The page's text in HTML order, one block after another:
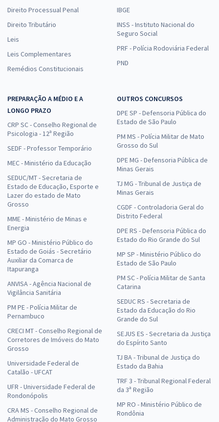
Direito Processual Penal
Direito Tributário
Leis
Leis Complementares
Remédios Constitucionais
IBGE
INSS - Instituto Nacional do
Seguro Social
PRF - Polícia Rodoviária Federal
PND
PREPARAÇÃO A MÉDIO E A
LONGO PRAZO
CRP SC - Conselho Regional de
Psicologia - 12ª Região
SEDF - Professor Temporário
MEC - Ministério da Educação
SEDUC/MT - Secretaria de
Estado de Educação, Esporte e
Lazer do estado de Mato
Grosso
MME - Ministério de Minas e
Energia
MP GO - Ministério Público do
Estado de Goiás - Secretário
Auxiliar da Comarca de
Itapuranga
ANVISA - Agência Nacional de
Vigilância Sanitária
PM PE - Polícia Militar de
Pernambuco
CRECI MT - Conselho Regional de
Corretores de Imóveis do Mato
Grosso
Universidade Federal de
Catalão - UFCAT
UFR - Universidade Federal de
Rondonópolis
CRA MS - Conselho Regional de
Administração do Mato Grosso
OUTROS CONCURSOS
DPE SP - Defensoria Pública do
Estado de São Paulo
PM MS - Polícia Militar de Mato
Grosso do Sul
DPE MG - Defensoria Pública de
Minas Gerais
TJ MG - Tribunal de Justiça de
Minas Gerais
CGDF - Controladoria Geral do
Distrito Federal
DPE RS - Defensoria Pública do
Estado do Rio Grande do Sul
MP SP - Ministério Público do
Estado de São Paulo
PM SC - Polícia Militar de Santa
Catarina
SEDUC RS - Secretaria de
Estado da Educação do Rio
Grande do Sul
SEJUS ES - Secretaria da Justiça
do Espírito Santo
TJ BA - Tribunal de Justiça do
Estado da Bahia
TRF 3 - Tribunal Regional Federal
da 3ª Região
MP RO - Ministério Público de
Rondônia